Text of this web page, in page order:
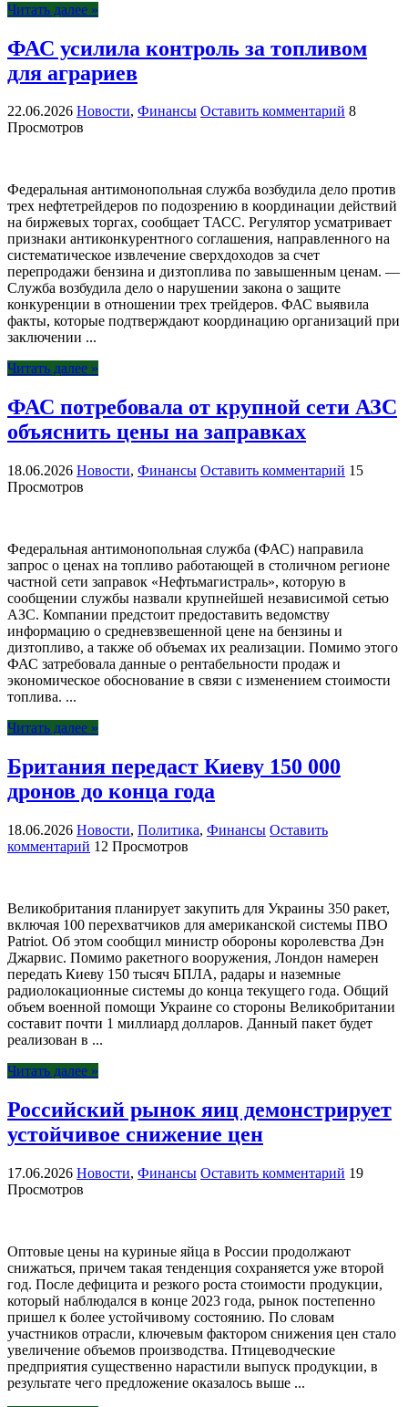
Читать далее »
ФАС усилила контроль за топливом
для аграриев
22.06.2026 Новости, Финансы Оставить комментарий 8
Просмотров
Федеральная антимонопольная служба возбудила дело против
трех нефтетрейдеров по подозрению в координации действий
на биржевых торгах, сообщает ТАСС. Регулятор усматривает
признаки антиконкурентного соглашения, направленного на
систематическое извлечение сверхдоходов за счет
перепродажи бензина и дизтоплива по завышенным ценам. —
Служба возбудила дело о нарушении закона о защите
конкуренции в отношении трех трейдеров. ФАС выявила
факты, которые подтверждают координацию организаций при
заключении ...
Читать далее »
ФАС потребовала от крупной сети АЗС
объяснить цены на заправках
18.06.2026 Новости, Финансы Оставить комментарий 15
Просмотров
Федеральная антимонопольная служба (ФАС) направила
запрос о ценах на топливо работающей в столичном регионе
частной сети заправок «Нефтьмагистраль», которую в
сообщении службы назвали крупнейшей независимой сетью
АЗС. Компании предстоит предоставить ведомству
информацию о средневзвешенной цене на бензины и
дизтопливо, а также об объемах их реализации. Помимо этого
ФАС затребовала данные о рентабельности продаж и
экономическое обоснование в связи с изменением стоимости
топлива. ...
Читать далее »
Британия передаст Киеву 150 000
дронов до конца года
18.06.2026 Новости, Политика, Финансы Оставить
комментарий 12 Просмотров
Великобритания планирует закупить для Украины 350 ракет,
включая 100 перехватчиков для американской системы ПВО
Patriot. Об этом сообщил министр обороны королевства Дэн
Джарвис. Помимо ракетного вооружения, Лондон намерен
передать Киеву 150 тысяч БПЛА, радары и наземные
радиолокационные системы до конца текущего года. Общий
объем военной помощи Украине со стороны Великобритании
составит почти 1 миллиард долларов. Данный пакет будет
реализован в ...
Читать далее »
Российский рынок яиц демонстрирует
устойчивое снижение цен
17.06.2026 Новости, Финансы Оставить комментарий 19
Просмотров
Оптовые цены на куриные яйца в России продолжают
снижаться, причем такая тенденция сохраняется уже второй
год. После дефицита и резкого роста стоимости продукции,
который наблюдался в конце 2023 года, рынок постепенно
пришел к более устойчивому состоянию. По словам
участников отрасли, ключевым фактором снижения цен стало
увеличение объемов производства. Птицеводческие
предприятия существенно нарастили выпуск продукции, в
результате чего предложение оказалось выше ...